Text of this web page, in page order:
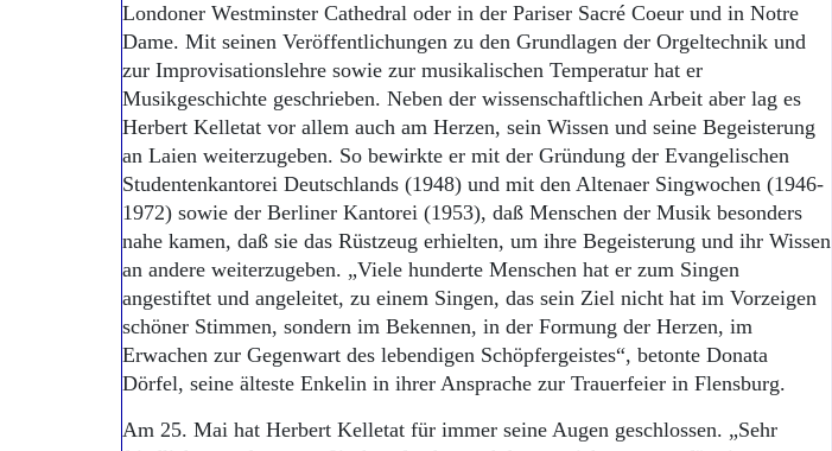
Londoner Westminster Cathedral oder in der Pariser Sacré Coeur und in Notre
Dame. Mit seinen Veröffentlichungen zu den Grundlagen der Orgeltechnik und
zur Improvisationslehre sowie zur musikalischen Temperatur hat er
Musikgeschichte geschrieben. Neben der wissenschaftlichen Arbeit aber lag es
Herbert Kelletat vor allem auch am Herzen, sein Wissen und seine Begeisterung
an Laien weiterzugeben. So bewirkte er mit der Gründung der Evangelischen
Studentenkantorei Deutschlands (1948) und mit den Altenaer Singwochen (1946-
1972) sowie der Berliner Kantorei (1953), daß Menschen der Musik besonders
nahe kamen, daß sie das Rüstzeug erhielten, um ihre Begeisterung und ihr Wissen
an andere weiterzugeben. „Viele hunderte Menschen hat er zum Singen
angestiftet und angeleitet, zu einem Singen, das sein Ziel nicht hat im Vorzeigen
schöner Stimmen, sondern im Bekennen, in der Formung der Herzen, im
Erwachen zur Gegenwart des lebendigen Schöpfergeistes“, betonte Donata
Dörfel, seine älteste Enkelin in ihrer Ansprache zur Trauerfeier in Flensburg.
Am 25. Mai hat Herbert Kelletat für immer seine Augen geschlossen. „Sehr